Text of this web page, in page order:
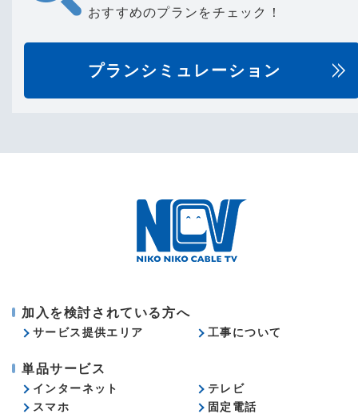
おすすめのプランをチェック！
プランシミュレーション
加入を検討されている方へ
サービス提供エリア 工事について
単品サービス
インターネット
テレビ
スマホ
固定電話